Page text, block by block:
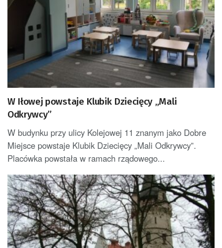
W Iłowej powstaje Klubik Dziecięcy „Mali
Odkrywcy”
W budynku przy ulicy Kolejowej 11 znanym jako Dobre
Miejsce powstaje Klubik Dziecięcy „Mali Odkrywcy”.
Placówka powstała w ramach rządowego...